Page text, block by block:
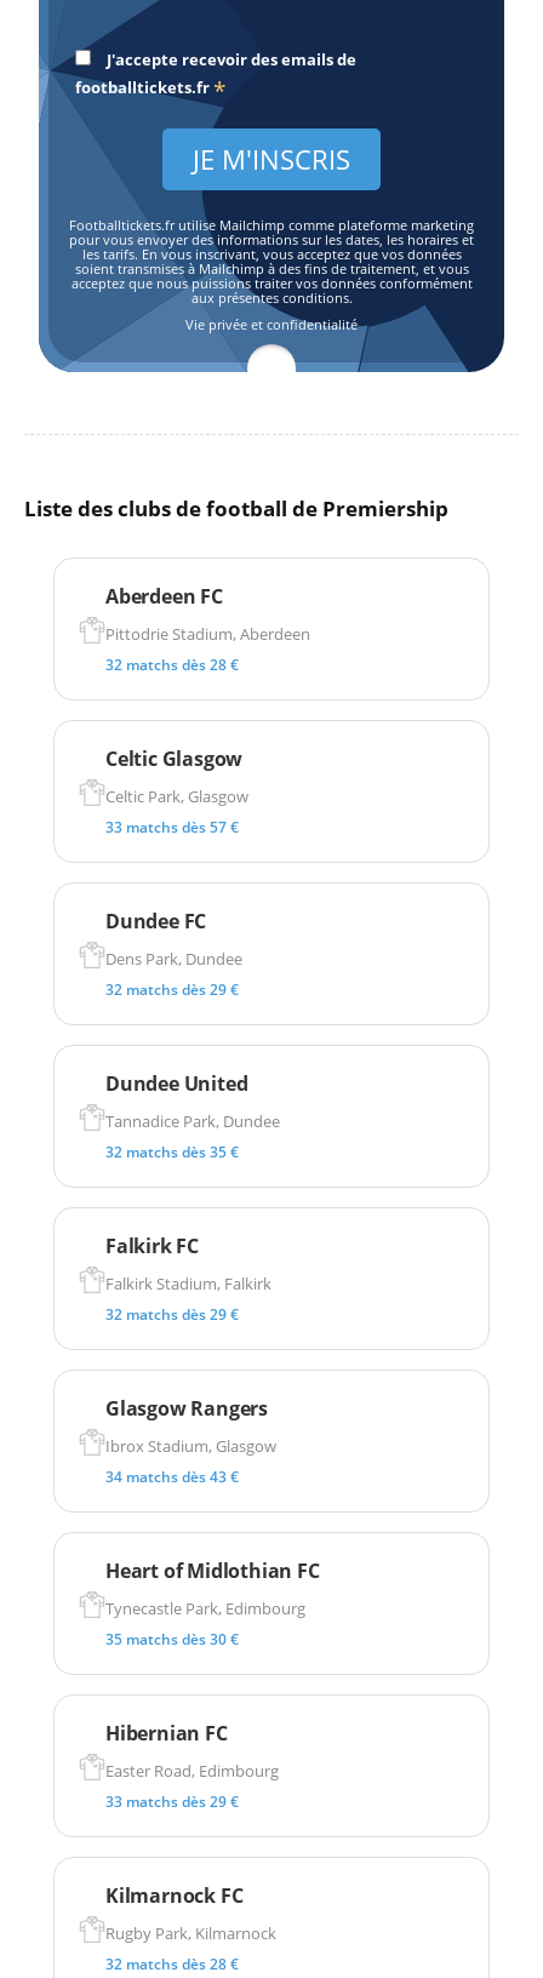
J'accepte recevoir des emails de
footballtickets.fr *
Footballtickets.fr utilise Mailchimp comme plateforme marketing
pour vous envoyer des informations sur les dates, les horaires et
les tarifs. En vous inscrivant, vous acceptez que vos données
soient transmises à Mailchimp à des fins de traitement, et vous
acceptez que nous puissions traiter vos données conformément
aux présentes conditions.
Vie privée et confidentialité
Liste des clubs de football de Premiership
Aberdeen FC
Pittodrie Stadium, Aberdeen
32 matchs dès 28 €
Celtic Glasgow
Celtic Park, Glasgow
33 matchs dès 57 €
Dundee FC
Dens Park, Dundee
32 matchs dès 29 €
Dundee United
Tannadice Park, Dundee
32 matchs dès 35 €
Falkirk FC
Falkirk Stadium, Falkirk
32 matchs dès 29 €
Glasgow Rangers
Ibrox Stadium, Glasgow
34 matchs dès 43 €
Heart of Midlothian FC
Tynecastle Park, Edimbourg
35 matchs dès 30 €
Hibernian FC
Easter Road, Edimbourg
33 matchs dès 29 €
Kilmarnock FC
Rugby Park, Kilmarnock
32 matchs dès 28 €